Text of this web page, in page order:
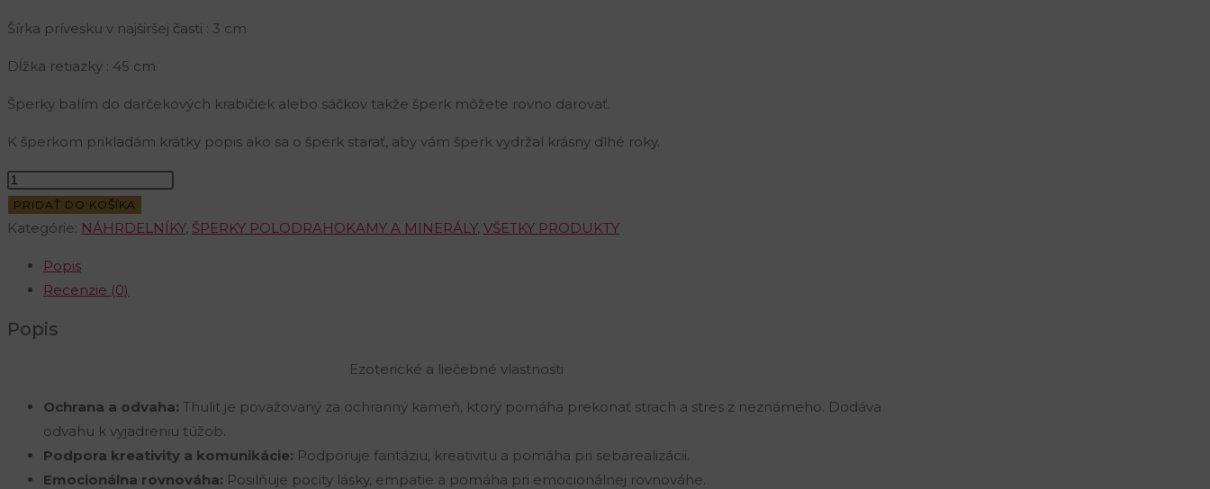
Šírka prívesku v najširšej časti : 3 cm
Dĺžka retiazky : 45 cm
Šperky balím do darčekových krabičiek alebo sáčkov takže šperk môžete rovno darovať.
K šperkom prikladám krátky popis ako sa o šperk starať, aby vám šperk vydržal krásny dlhé roky.
množstvo
Originálny
ručne
prívesok
minerálu
PRIDAŤ DO KOŠÍKA
Kategórie: NÁHRDELNÍKY, ŠPERKY POLODRAHOKAMY A MINERÁLY, VŠETKY PRODUKTY
Popis
Recenzie (0)
Popis
Ezoterické a liečebné vlastnosti
Ochrana a odvaha: Thulit je považovaný za ochranný kameň, ktorý pomáha prekonať strach a stres z neznámeho. Dodáva
odvahu k vyjadreniu túžob.
Podpora kreativity a komunikácie: Podporuje fantáziu, kreativitu a pomáha pri sebarealizácii.
Emocionálna rovnováha: Posilňuje pocity lásky, empatie a pomáha pri emocionálnej rovnováhe.